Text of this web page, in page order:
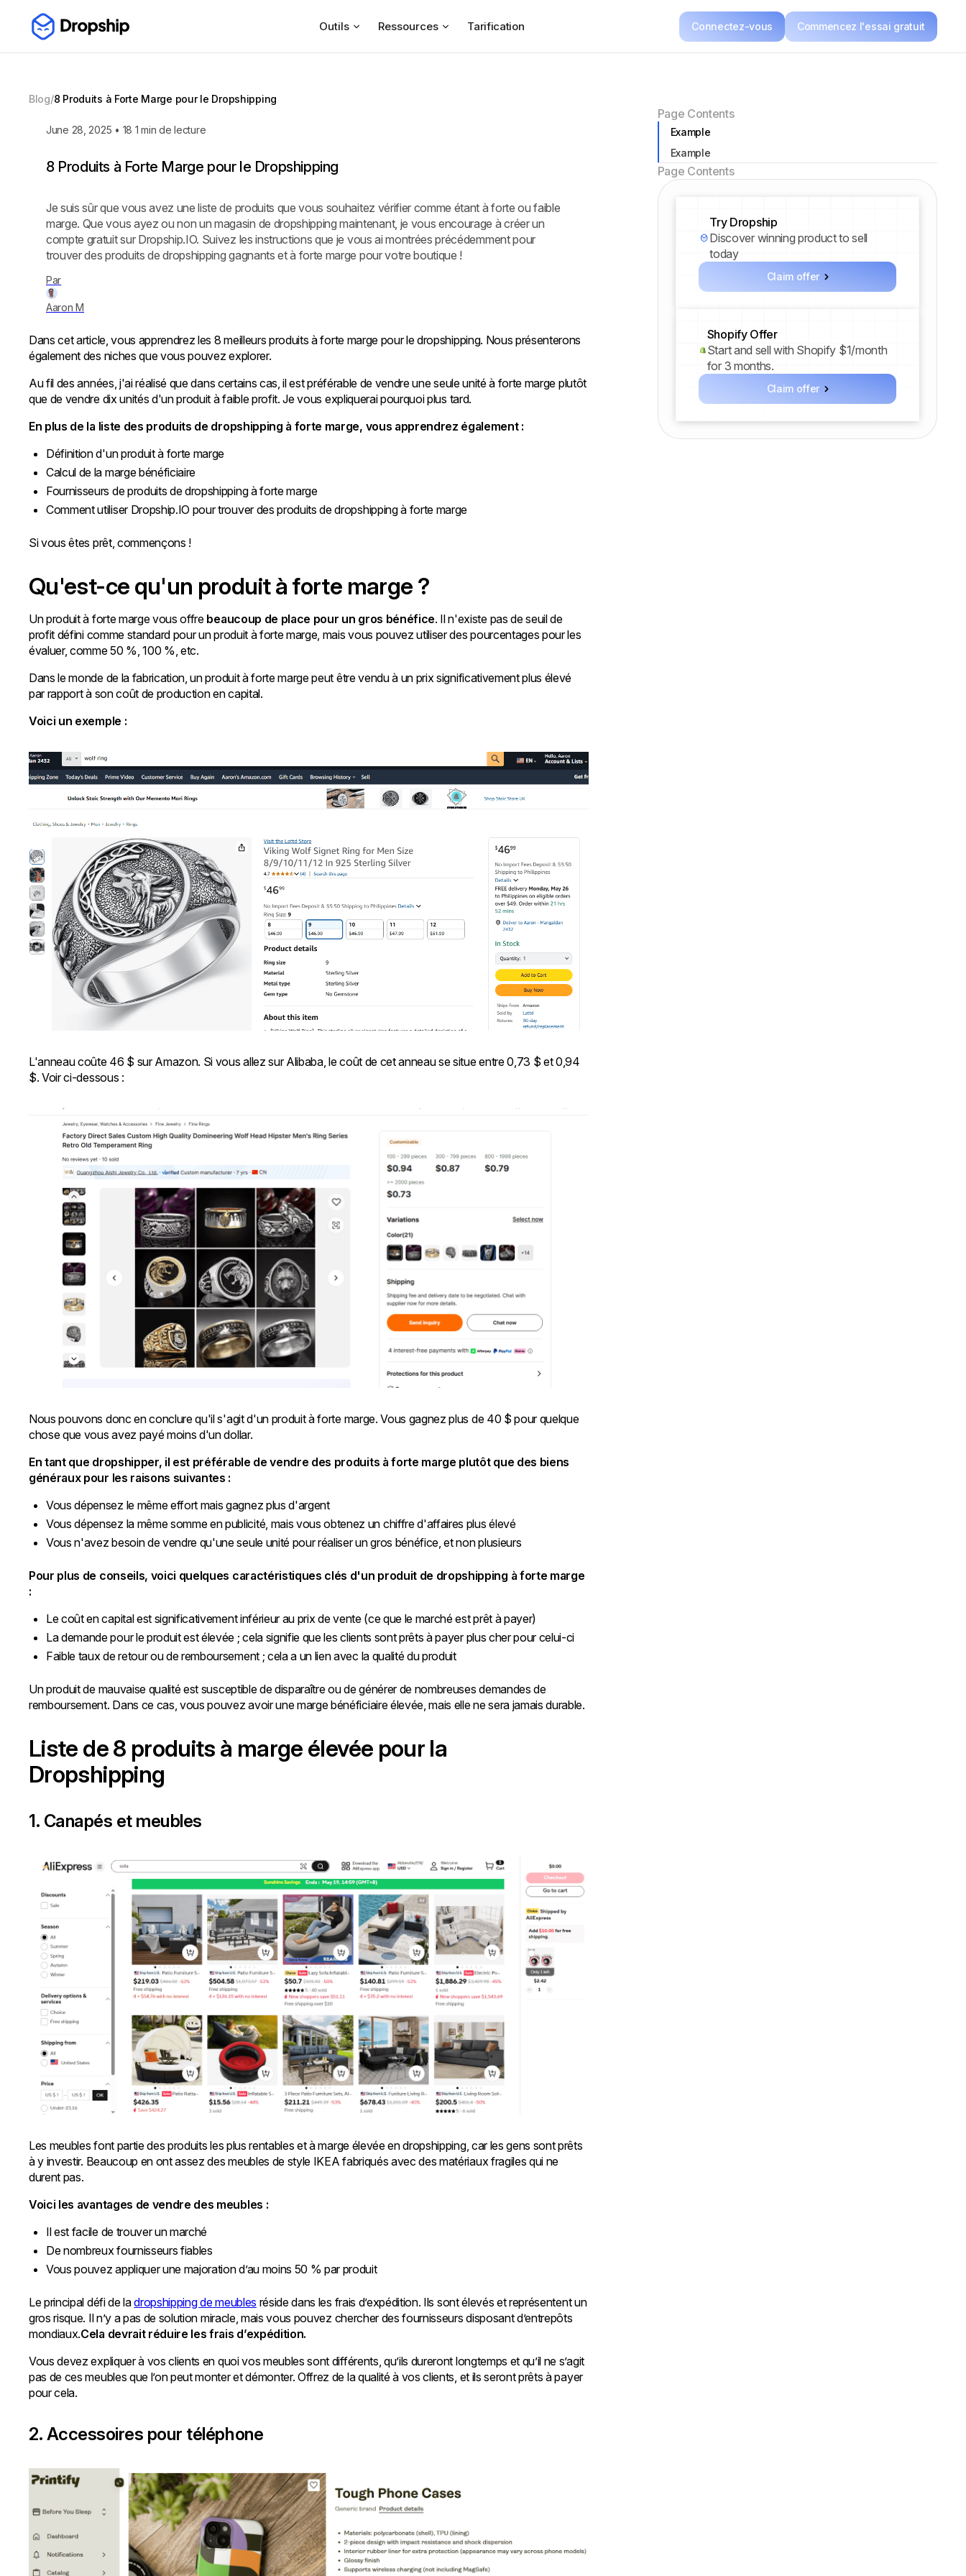
Outils Ressources Tarification Connectez-vous Commencez l'essai gratuit
Blog/8 Produits à Forte Marge pour le Dropshipping
June 28, 2025 • 18 1 min de lecture
Par
Aaron M
8 Produits à Forte Marge pour le Dropshipping
Je suis sûr que vous avez une liste de produits que vous souhaitez vérifier comme étant à forte ou faible
marge. Que vous ayez ou non un magasin de dropshipping maintenant, je vous encourage à créer un
compte gratuit sur Dropship.IO. Suivez les instructions que je vous ai montrées précédemment pour
trouver des produits de dropshipping gagnants et à forte marge pour votre boutique !
Dans cet article, vous apprendrez les 8 meilleurs produits à forte marge pour le dropshipping. Nous présenterons
également des niches que vous pouvez explorer.
Au fil des années, j'ai réalisé que dans certains cas, il est préférable de vendre une seule unité à forte marge plutôt
que de vendre dix unités d'un produit à faible profit. Je vous expliquerai pourquoi plus tard.
En plus de la liste des produits de dropshipping à forte marge, vous apprendrez également :
Définition d'un produit à forte marge
Calcul de la marge bénéficiaire
Fournisseurs de produits de dropshipping à forte marge
Comment utiliser Dropship.IO pour trouver des produits de dropshipping à forte marge
Si vous êtes prêt, commençons !
Qu'est-ce qu'un produit à forte marge ?
Un produit à forte marge vous offre beaucoup de place pour un gros bénéfice. Il n'existe pas de seuil de
profit défini comme standard pour un produit à forte marge, mais vous pouvez utiliser des pourcentages pour les
évaluer, comme 50 %, 100 %, etc.
Dans le monde de la fabrication, un produit à forte marge peut être vendu à un prix significativement plus élevé
par rapport à son coût de production en capital.
Voici un exemple :
L'anneau coûte 46 $ sur Amazon. Si vous allez sur Alibaba, le coût de cet anneau se situe entre 0,73 $ et 0,94
$. Voir ci-dessous :
Nous pouvons donc en conclure qu'il s'agit d'un produit à forte marge. Vous gagnez plus de 40 $ pour quelque
chose que vous avez payé moins d'un dollar.
En tant que dropshipper, il est préférable de vendre des produits à forte marge plutôt que des biens
généraux pour les raisons suivantes :
Vous dépensez le même effort mais gagnez plus d'argent
Vous dépensez la même somme en publicité, mais vous obtenez un chiffre d'affaires plus élevé
Vous n'avez besoin de vendre qu'une seule unité pour réaliser un gros bénéfice, et non plusieurs
Pour plus de conseils, voici quelques caractéristiques clés d'un produit de dropshipping à forte marge
:
Le coût en capital est significativement inférieur au prix de vente (ce que le marché est prêt à payer)
La demande pour le produit est élevée ; cela signifie que les clients sont prêts à payer plus cher pour celui-ci
Faible taux de retour ou de remboursement ; cela a un lien avec la qualité du produit
Un produit de mauvaise qualité est susceptible de disparaître ou de générer de nombreuses demandes de
remboursement. Dans ce cas, vous pouvez avoir une marge bénéficiaire élevée, mais elle ne sera jamais durable.
Liste de 8 produits à marge élevée pour la
Dropshipping
1. Canapés et meubles
Les meubles font partie des produits les plus rentables et à marge élevée en dropshipping, car les gens sont prêts
à y investir. Beaucoup en ont assez des meubles de style IKEA fabriqués avec des matériaux fragiles qui ne
durent pas.
Voici les avantages de vendre des meubles :
Il est facile de trouver un marché
De nombreux fournisseurs fiables
Vous pouvez appliquer une majoration d’au moins 50 % par produit
Le principal défi de ladropshipping de meubles réside dans les frais d’expédition. Ils sont élevés et représentent un
gros risque. Il n’y a pas de solution miracle, mais vous pouvez chercher des fournisseurs disposant d’entrepôts
mondiaux.Cela devrait réduire les frais d’expédition.
Vous devez expliquer à vos clients en quoi vos meubles sont différents, qu’ils dureront longtemps et qu’il ne s’agit
pas de ces meubles que l’on peut monter et démonter. Offrez de la qualité à vos clients, et ils seront prêts à payer
pour cela.
2. Accessoires pour téléphone
Page Contents
Example
Example
Page Contents
Try Dropship
Discover winning product to sell
today
Claim offer
Shopify Offer
Start and sell with Shopify $1/month
for 3 months.
Claim offer